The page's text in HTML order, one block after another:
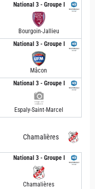
National 3 - Groupe I
Bourgoin-Jallieu
National 3 - Groupe I
Mâcon
National 3 - Groupe I
Espaly-Saint-Marcel
Chamalières
National 3 - Groupe I
Chamalières